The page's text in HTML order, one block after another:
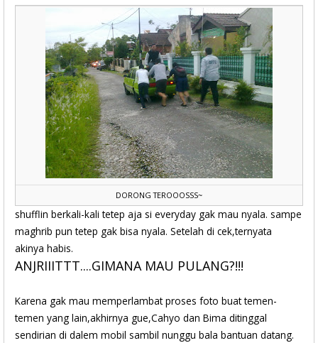
DORONG TEROOOSSS~
shufflin berkali-kali tetep aja si everyday gak mau nyala. sampe
maghrib pun tetep gak bisa nyala. Setelah di cek,ternyata
akinya habis.
ANJRIIITTT....GIMANA MAU PULANG?!!!
Karena gak mau memperlambat proses foto buat temen-
temen yang lain,akhirnya gue,Cahyo dan Bima ditinggal
sendirian di dalem mobil sambil nunggu bala bantuan datang.